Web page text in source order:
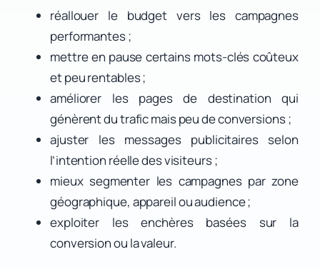
réallouer le budget vers les campagnes
performantes ;
mettre en pause certains mots-clés coûteux
et peu rentables ;
améliorer les pages de destination qui
génèrent du trafic mais peu de conversions ;
ajuster les messages publicitaires selon
l’intention réelle des visiteurs ;
mieux segmenter les campagnes par zone
géographique, appareil ou audience ;
exploiter les enchères basées sur la
conversion ou la valeur.